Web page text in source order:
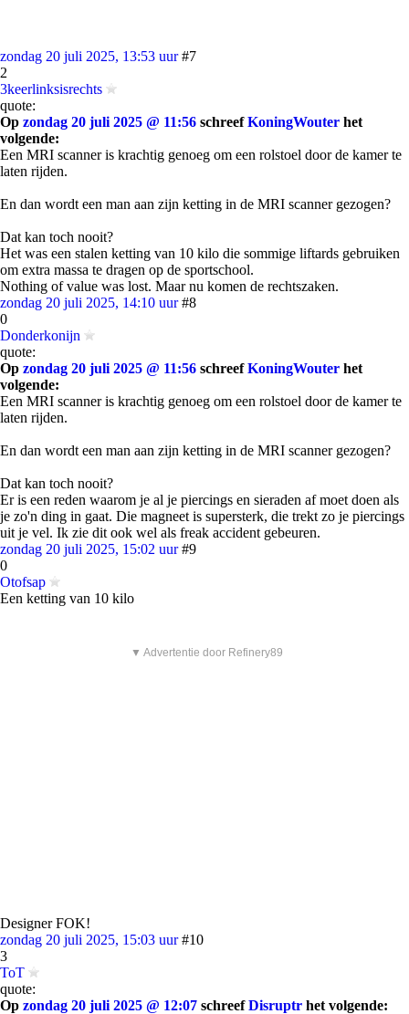
zondag 20 juli 2025, 13:53 uur #7
2
3keerlinksisrechts
quote:
Op zondag 20 juli 2025 @ 11:56 schreefKoningWouter het
volgende:
Een MRI scanner is krachtig genoeg om een rolstoel door de kamer te
laten rijden.
En dan wordt een man aan zijn ketting in de MRI scanner gezogen?
Dat kan toch nooit?
Het was een stalen ketting van 10 kilo die sommige liftards gebruiken
om extra massa te dragen op de sportschool.
Nothing of value was lost. Maar nu komen de rechtszaken.
zondag 20 juli 2025, 14:10 uur #8
0
Donderkonijn
quote:
Op zondag 20 juli 2025 @ 11:56 schreefKoningWouter het
volgende:
Een MRI scanner is krachtig genoeg om een rolstoel door de kamer te
laten rijden.
En dan wordt een man aan zijn ketting in de MRI scanner gezogen?
Dat kan toch nooit?
Er is een reden waarom je al je piercings en sieraden af moet doen als
je zo'n ding in gaat. Die magneet is supersterk, die trekt zo je piercings
uit je vel. Ik zie dit ook wel als freak accident gebeuren.
zondag 20 juli 2025, 15:02 uur #9
0
Otofsap
Een ketting van 10 kilo
▼ Advertentie door Refinery89
Designer FOK!
zondag 20 juli 2025, 15:03 uur #10
3
ToT
quote:
Op zondag 20 juli 2025 @ 12:07 schreefDisruptr het volgende: